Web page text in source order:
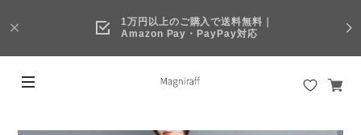
1万円以上のご購入で送料無料｜
Amazon Pay・PayPay対応